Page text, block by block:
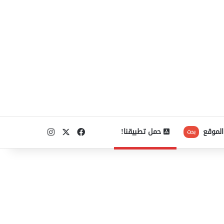
بحث حمل تطبيقنا! فيسبوكانستقرام